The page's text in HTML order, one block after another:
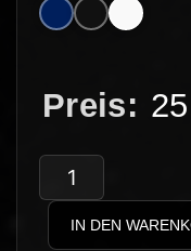
AngerVerse
–
AngerVerse
IN DEN